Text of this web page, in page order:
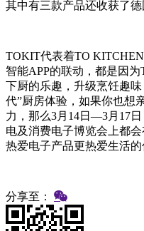
其中有三款产品还收获了德
TOKIT代表着TO
智能APP的联动，都是因
下厨的乐趣，升级烹饪趣
代”厨房体验，如果你也想
力，那么3月14日—3月17
电及消费电子博览会上都
热爱电子产品更热爱生活的
分享至：